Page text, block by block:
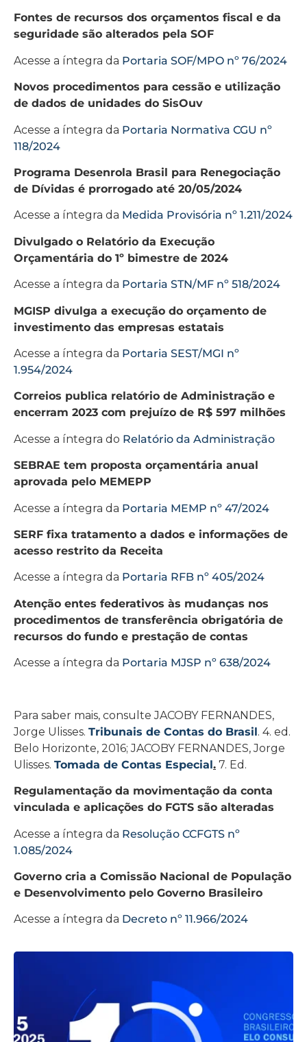
Fontes de recursos dos orçamentos fiscal e da
seguridade são alterados pela SOF
Acesse a íntegra da Portaria SOF/MPO nº 76/2024
Novos procedimentos para cessão e utilização
de dados de unidades do SisOuv
Acesse a íntegra da Portaria Normativa CGU nº
118/2024
Programa Desenrola Brasil para Renegociação
de Dívidas é prorrogado até 20/05/2024
Acesse a íntegra da Medida Provisória nº 1.211/2024
Divulgado o Relatório da Execução
Orçamentária do 1º bimestre de 2024
Acesse a íntegra da Portaria STN/MF nº 518/2024
MGISP divulga a execução do orçamento de
investimento das empresas estatais
Acesse a íntegra da Portaria SEST/MGI nº
1.954/2024
Correios publica relatório de Administração e
encerram 2023 com prejuízo de R$ 597 milhões
Acesse a íntegra do Relatório da Administração
SEBRAE tem proposta orçamentária anual
aprovada pelo MEMEPP
Acesse a íntegra da Portaria MEMP nº 47/2024
SERF fixa tratamento a dados e informações de
acesso restrito da Receita
Acesse a íntegra da Portaria RFB nº 405/2024
Atenção entes federativos às mudanças nos
procedimentos de transferência obrigatória de
recursos do fundo e prestação de contas
Acesse a íntegra da Portaria MJSP nº 638/2024
Para saber mais, consulte JACOBY FERNANDES,
Jorge Ulisses. Tribunais de Contas do Brasil. 4. ed.
Belo Horizonte, 2016; JACOBY FERNANDES, Jorge
Ulisses. Tomada de Contas Especial. 7. Ed.
Regulamentação da movimentação da conta
vinculada e aplicações do FGTS são alteradas
Acesse a íntegra da Resolução CCFGTS nº
1.085/2024
Governo cria a Comissão Nacional de População
e Desenvolvimento pelo Governo Brasileiro
Acesse a íntegra da Decreto nº 11.966/2024